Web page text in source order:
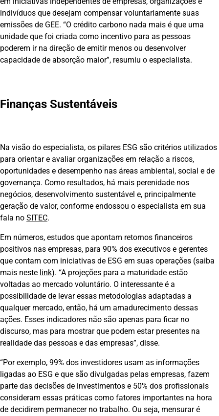
indivíduos que desejam compensar voluntariamente suas
emissões de GEE. “O crédito carbono nada mais é que uma
unidade que foi criada como incentivo para as pessoas
poderem ir na direção de emitir menos ou desenvolver
capacidade de absorção maior”, resumiu o especialista.
Finanças Sustentáveis
Na visão do especialista, os pilares ESG são critérios utilizados
para orientar e avaliar organizações em relação a riscos,
oportunidades e desempenho nas áreas ambiental, social e de
governança. Como resultados, há mais perenidade nos
negócios, desenvolvimento sustentável e, principalmente
geração de valor, conforme endossou o especialista em sua
fala no SITEC.
Em números, estudos que apontam retornos financeiros
positivos nas empresas, para 90% dos executivos e gerentes
que contam com iniciativas de ESG em suas operações (saiba
mais neste link). “A projeções para a maturidade estão
voltadas ao mercado voluntário. O interessante é a
possibilidade de levar essas metodologias adaptadas a
qualquer mercado, então, há um amadurecimento dessas
ações. Esses indicadores não são apenas para ficar no
discurso, mas para mostrar que podem estar presentes na
realidade das pessoas e das empresas”, disse.
“Por exemplo, 99% dos investidores usam as informações
ligadas ao ESG e que são divulgadas pelas empresas, fazem
parte das decisões de investimentos e 50% dos profissionais
consideram essas práticas como fatores importantes na hora
de decidirem permanecer no trabalho. Ou seja, mensurar é